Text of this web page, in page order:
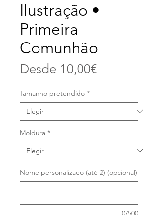
Ilustração •
Primeira
Comunhão
Desde 10,00€Precio
oferta
Tamanho pretendido *
Moldura *
Nome personalizado (até 2) (opcional)
0/500